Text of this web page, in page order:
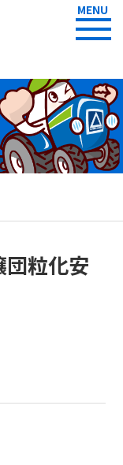
MENU
団粒化安